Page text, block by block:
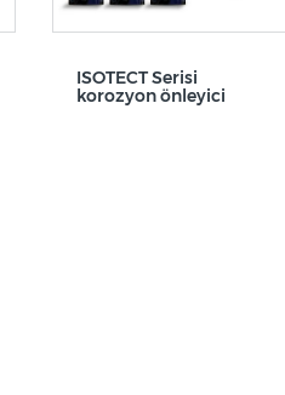
ISOTECT Serisi
korozyon önleyici